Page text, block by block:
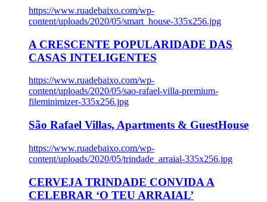
https://www.ruadebaixo.com/wp-
content/uploads/2020/05/smart_house-335x256.jpg
A CRESCENTE POPULARIDADE DAS
CASAS INTELIGENTES
https://www.ruadebaixo.com/wp-
content/uploads/2020/05/sao-rafael-villa-premium-
fileminimizer-335x256.jpg
São Rafael Villas, Apartments & GuestHouse
https://www.ruadebaixo.com/wp-
content/uploads/2020/05/trindade_arraial-335x256.jpg
CERVEJA TRINDADE CONVIDA A
CELEBRAR ‘O TEU ARRAIAL’